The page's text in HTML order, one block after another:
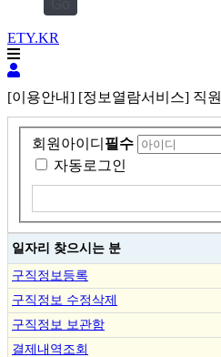
ETY.KR
[이용안내] [정보열람서비스] 직
회원아이디 필수
자동로그인
일자리 찾으시는 분
구직정보등록
구직정보 수정삭제
구직정보 보관함
결제내역조회